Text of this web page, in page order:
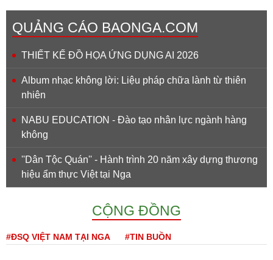
QUẢNG CÁO BAONGA.COM
THIẾT KẾ ĐỒ HỌA ỨNG DỤNG AI 2026
Album nhạc không lời: Liệu pháp chữa lành từ thiên
nhiên
NABU EDUCATION - Đào tạo nhân lực ngành hàng
không
''Dân Tộc Quán'' - Hành trình 20 năm xây dựng thương
hiệu ẩm thực Việt tại Nga
CỘNG ĐỒNG
#ĐSQ VIỆT NAM TẠI NGA #TIN BUỒN